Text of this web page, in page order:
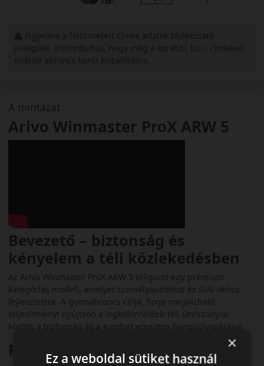
A mintázat
Arivo Winmaster ProX ARW 5
Bevezető – biztonság és
kényelem a téli közlekedésben
Az Arivo Winmaster ProX ARW 5 téligumi egy prémium
kategóriás modell, amelyet személyautókhoz és SUV-okhoz
fejlesztettek. A gumiabroncs célja, hogy megbízható
teljesítményt nyújtson a legkülönfélébb téli útviszonyok
között, a biztonság és a komfort együttes hangsúlyozásával.
Futófelület és tapadás ×
Ez a weboldal sütiket használ